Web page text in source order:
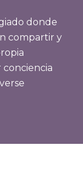
donde
compartir y